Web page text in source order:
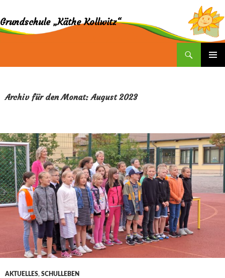
Grundschule „Käthe Kollwitz“
Archiv für den Monat: August 2023
AKTUELLES, SCHULLEBEN